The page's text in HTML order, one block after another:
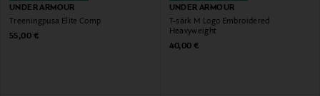
UNDER ARMOUR
Treeningpusa Elite Comp
Original Price
55,00 €
UNDER ARMOUR
T-särk M Logo Embroidered
Heavyweight
Original Price
40,00 €